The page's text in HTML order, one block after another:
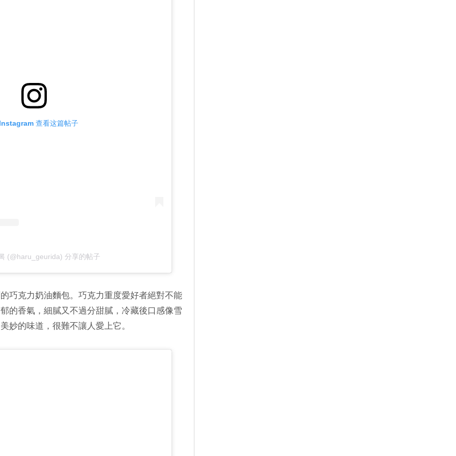
查看这篇帖子
(@haru_geurida) 分享的帖子
巧克力奶油麵包。巧克力重度愛好者絕對不能
的香氣，細膩又不過分甜膩，冷藏後口感像雪
妙的味道，很難不讓人愛上它。